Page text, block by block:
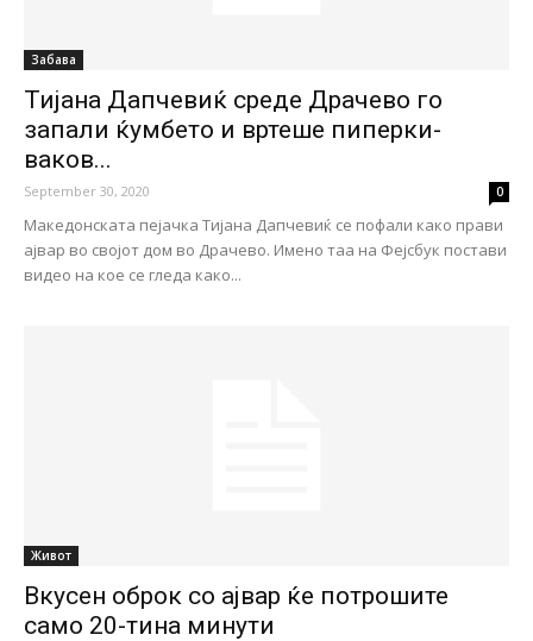
Забава
Тијана Дапчевиќ среде Драчево го
запали ќумбето и вртеше пиперки-
ваков...
September 30, 2020 0
Македонската пејачка Тијана Дапчевиќ се пофали како прави
ајвар во својот дом во Драчево. Имено таа на Фејсбук постави
видео на кое се гледа како...
Живот
Вкусен оброк со ајвар ќе потрошите
само 20-тина минути